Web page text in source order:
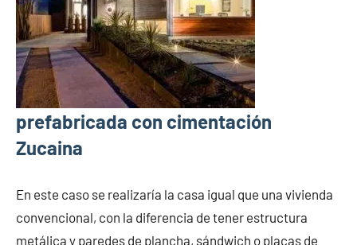
prefabricada con cimentación
Zucaina
En este caso se realizaría la casa igual que una vivienda
convencional, con la diferencia de tener estructura
metálica y paredes de plancha, sándwich o placas de